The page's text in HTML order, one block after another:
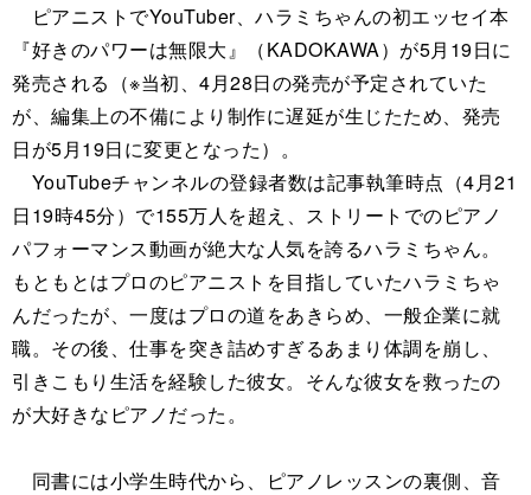
ピアニストでYouTuber、ハラミちゃんの初エッセイ本
『好きのパワーは無限大』（KADOKAWA）が5月19日に
発売される（※当初、4月28日の発売が予定されていた
が、編集上の不備により制作に遅延が生じたため、発売
日が5月19日に変更となった）。
YouTubeチャンネルの登録者数は記事執筆時点（4月21
日19時45分）で155万人を超え、ストリートでのピアノ
パフォーマンス動画が絶大な人気を誇るハラミちゃん。
もともとはプロのピアニストを目指していたハラミちゃ
んだったが、一度はプロの道をあきらめ、一般企業に就
職。その後、仕事を突き詰めすぎるあまり体調を崩し、
引きこもり生活を経験した彼女。そんな彼女を救ったの
が大好きなピアノだった。
同書には小学生時代から、ピアノレッスンの裏側、音